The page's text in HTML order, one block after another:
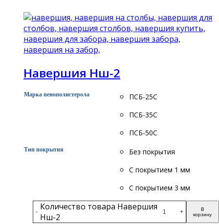
Навершия Нш-2
Марка пенополистерола
ПСБ-25С
ПСБ-35С
ПСБ-50С
Тип покрытия
Без покрытия
С покрытием 1 мм
С покрытием 3 мм
- Количество товара Навершия
Нш-2
+
В
корзину